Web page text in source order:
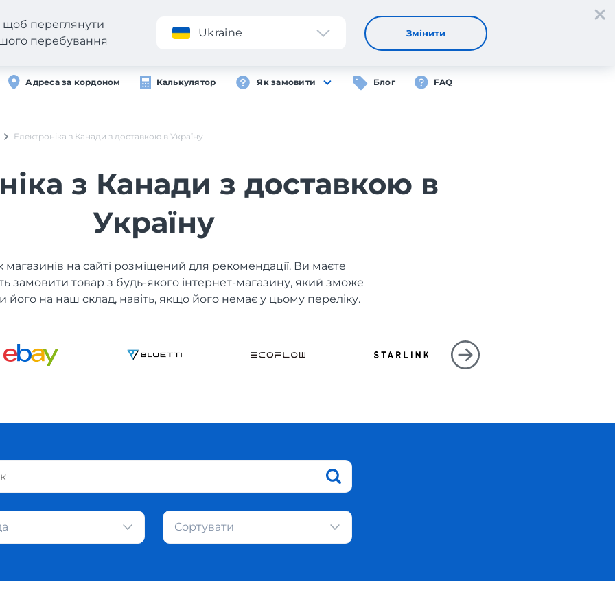
Додаток Реєстрація Вхід
Адреса за кордоном Калькулятор Як замовити Блог FAQ
щоб переглянути
перебування
Ukraine Змінити
Електроніка з Канади з доставкою в Україну
з Канади з доставкою в
Україну
магазинів на сайті розміщений для рекомендації. Ви маєте
замовити товар з будь-якого інтернет-магазину, який зможе
його на наш склад, навіть, якщо його немає у цьому переліку.
Сортувати